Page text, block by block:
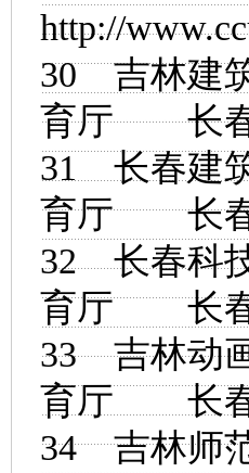
http://
30吉林建
育厅
31 长春建
育厅
32长春科
育厅
33吉林动
育厅
34吉林师